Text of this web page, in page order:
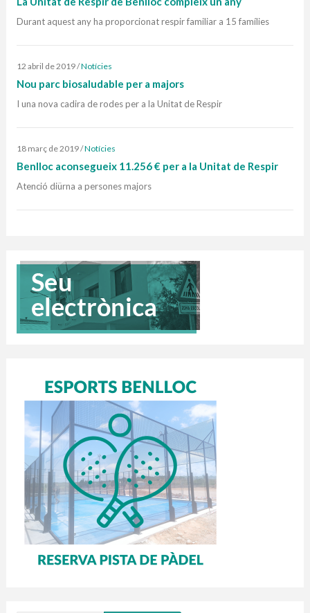
Durant aquest any ha proporcionat respir familiar a 15 famílies
12 abril de 2019/Notícies
Nou parc biosaludable per a majors
I una nova cadira de rodes per a la Unitat de Respir
18 març de 2019/Notícies
Benlloc aconsegueix 11.256 € per a la Unitat de Respir
Atenció diürna a persones majors